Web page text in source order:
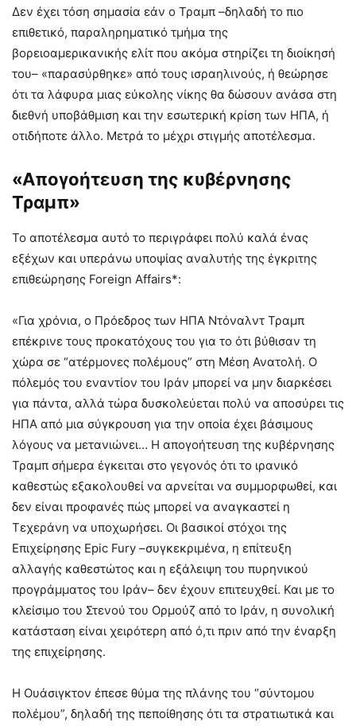
Δεν έχει τόση σημασία εάν ο Τραμπ –δηλαδή το πιο
επιθετικό, παραληρηματικό τμήμα της
βορειοαμερικανικής ελίτ που ακόμα στηρίζει τη διοίκησή
του– «παρασύρθηκε» από τους ισραηλινούς, ή θεώρησε
ότι τα λάφυρα μιας εύκολης νίκης θα δώσουν ανάσα στη
διεθνή υποβάθμιση και την εσωτερική κρίση των ΗΠΑ, ή
οτιδήποτε άλλο. Μετρά το μέχρι στιγμής αποτέλεσμα.
«Απογοήτευση της κυβέρνησης
Τραμπ»
Το αποτέλεσμα αυτό το περιγράφει πολύ καλά ένας
εξέχων και υπεράνω υποψίας αναλυτής της έγκριτης
επιθεώρησης Foreign Affairs*:
«Για χρόνια, ο Πρόεδρος των ΗΠΑ Ντόναλντ Τραμπ
επέκρινε τους προκατόχους του για το ότι βύθισαν τη
χώρα σε “ατέρμονες πολέμους” στη Μέση Ανατολή. Ο
πόλεμός του εναντίον του Ιράν μπορεί να μην διαρκέσει
για πάντα, αλλά τώρα δυσκολεύεται πολύ να αποσύρει τις
ΗΠΑ από μια σύγκρουση για την οποία έχει βάσιμους
λόγους να μετανιώνει… Η απογοήτευση της κυβέρνησης
Τραμπ σήμερα έγκειται στο γεγονός ότι το ιρανικό
καθεστώς εξακολουθεί να αρνείται να συμμορφωθεί, και
δεν είναι προφανές πώς μπορεί να αναγκαστεί η
Τεχεράνη να υποχωρήσει. Οι βασικοί στόχοι της
Επιχείρησης Epic Fury –συγκεκριμένα, η επίτευξη
αλλαγής καθεστώτος και η εξάλειψη του πυρηνικού
προγράμματος του Ιράν– δεν έχουν επιτευχθεί. Και με το
κλείσιμο του Στενού του Ορμούζ από το Ιράν, η συνολική
κατάσταση είναι χειρότερη από ό,τι πριν από την έναρξη
της επιχείρησης.
Η Ουάσιγκτον έπεσε θύμα της πλάνης του “σύντομου
πολέμου”, δηλαδή της πεποίθησης ότι τα στρατιωτικά και